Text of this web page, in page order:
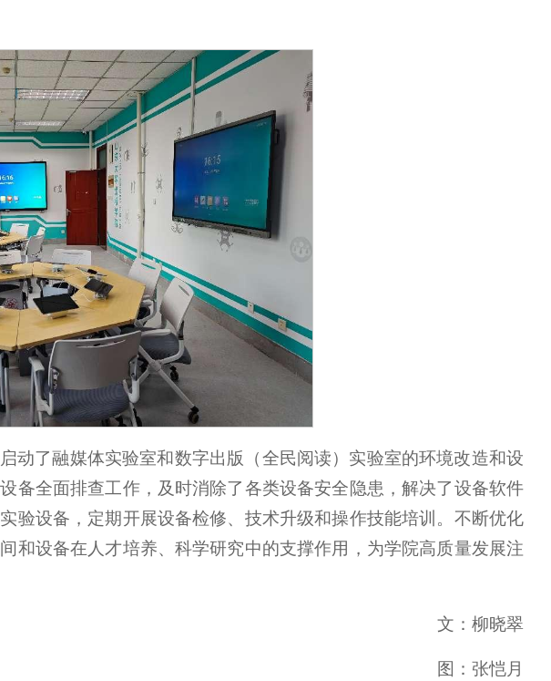
动了融媒体实验室和数字出版（全民阅读）实验室的环境改造和设
备全面排查工作，及时消除了各类设备安全隐患，解决了设备软件
验设备，定期开展设备检修、技术升级和操作技能培训。不断优化
和设备在人才培养、科学研究中的支撑作用，为学院高质量发展注
文：柳晓翠
图：张恺月